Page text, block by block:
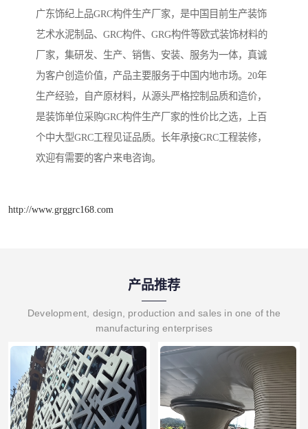
广东饰纪上品GRC构件生产厂家，是中国目前生产装饰
艺术水泥制品、GRC构件、GRG构件等欧式装饰材料的
厂家，集研发、生产、销售、安装、服务为一体，真诚
为客户创造价值，产品主要服务于中国内地市场。20年
生产经验，自产原材料，从源头严格控制品质和造价，
是装饰单位采购GRC构件生产厂家的性价比之选，上百
个中大型GRC工程见证品质。长年承接GRC工程装修，
欢迎有需要的客户来电咨询。
http://www.grggrc168.com
产品推荐
Development, design, production and sales in one of the
manufacturing enterprises